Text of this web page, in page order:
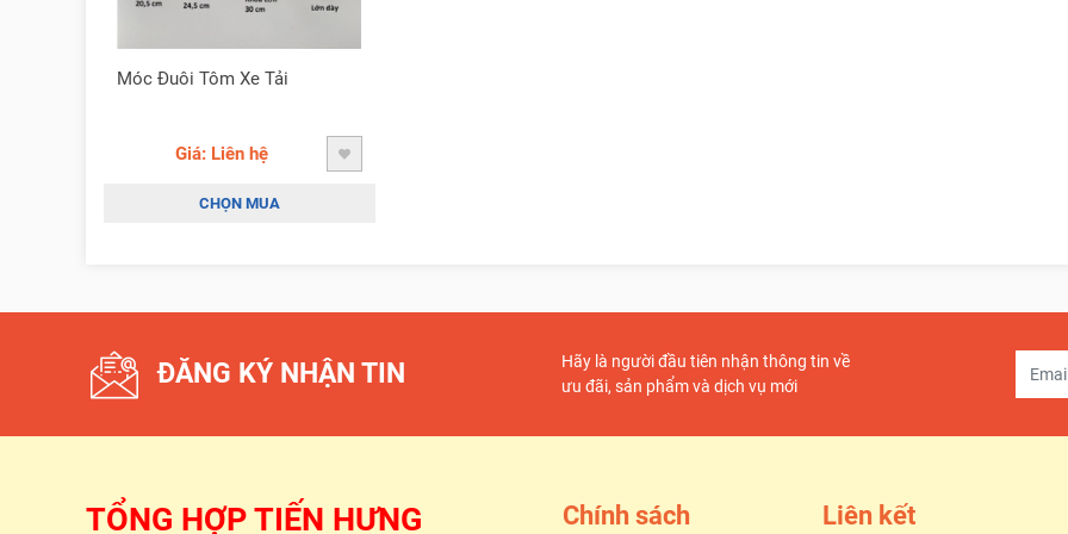
Móc Đuôi Tôm Xe Tải
Giá: Liên hệ
CHỌN MUA
ĐĂNG KÝ NHẬN TIN
Hãy là người đầu tiên nhận thông tin về
ưu đãi, sản phẩm và dịch vụ mới
TỔNG HỢP TIẾN HƯNG Chính sách Liên kết